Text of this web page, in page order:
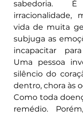
sabedoria.
irracionalidade,
vida de muita
subjuga as
incapacitar
Uma pessoa
silêncio do
dentro, chora às
Como toda
remédio.